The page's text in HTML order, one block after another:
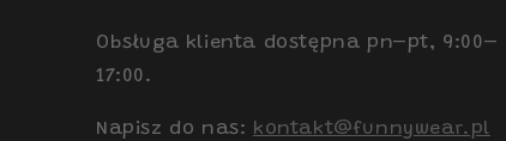
Obsługa klienta dostępna pn–pt, 9:00–
17:00.
Napisz do nas: kontakt@funnywear.pl